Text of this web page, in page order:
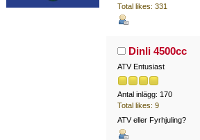
Total likes: 331
Dinli 4500cc
ATV Entusiast
Antal inlägg: 170
Total likes: 9
ATV eller Fyrhjuling?